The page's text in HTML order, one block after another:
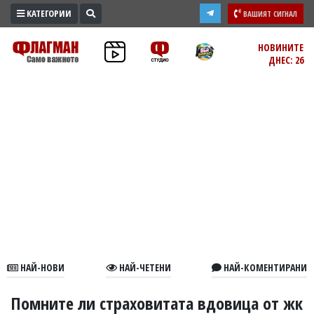
ПРОМО
ЗОНА
В
КАТЕГОРИИ ВАШИЯТ СИГНАЛ
НОВИНИТЕ
ДНЕС: 26
НАЙ-НОВИ НАЙ-ЧЕТЕНИ НАЙ-КОМЕНТИРАНИ
Помните ли страховитата вдовица от жк